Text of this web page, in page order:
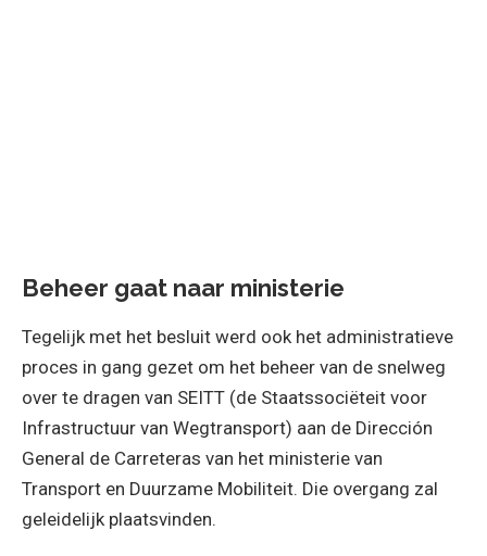
Beheer gaat naar ministerie
Tegelijk met het besluit werd ook het administratieve
proces in gang gezet om het beheer van de snelweg
over te dragen van SEITT (de Staatssociëteit voor
Infrastructuur van Wegtransport) aan de Dirección
General de Carreteras van het ministerie van
Transport en Duurzame Mobiliteit. Die overgang zal
geleidelijk plaatsvinden.